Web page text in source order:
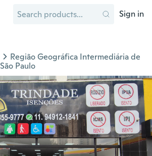
Sign in
Região Geográfica Intermediária de
São Paulo